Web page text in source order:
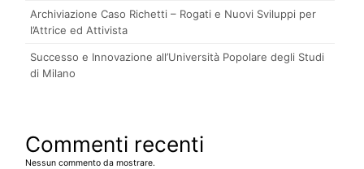
Archiviazione Caso Richetti – Rogati e Nuovi Sviluppi per
l’Attrice ed Attivista
Successo e Innovazione all’Università Popolare degli Studi
di Milano
Commenti recenti
Nessun commento da mostrare.